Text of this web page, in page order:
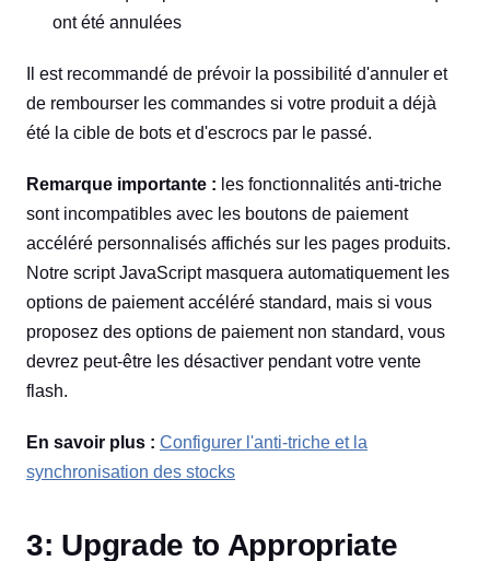
ont été annulées
Il est recommandé de prévoir la possibilité d'annuler et
de rembourser les commandes si votre produit a déjà
été la cible de bots et d'escrocs par le passé.
Remarque importante : les fonctionnalités anti-triche
sont incompatibles avec les boutons de paiement
accéléré personnalisés affichés sur les pages produits.
Notre script JavaScript masquera automatiquement les
options de paiement accéléré standard, mais si vous
proposez des options de paiement non standard, vous
devrez peut-être les désactiver pendant votre vente
flash.
En savoir plus : Configurer l'anti-triche et la
synchronisation des stocks
3: Upgrade to Appropriate